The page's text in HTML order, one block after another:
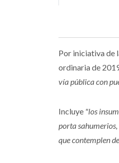
Por iniciativa de
ordinaria de
vía pública con
Incluye "los
porta
que contemplen